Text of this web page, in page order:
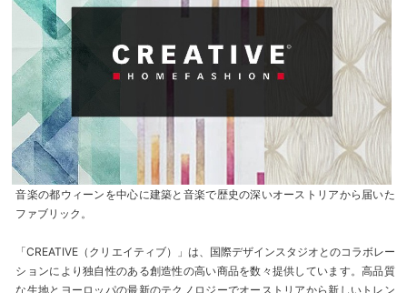
音楽の都ウィーンを中心に建築と音楽で歴史の深いオーストリアから届いた
ファブリック。
「CREATIVE（クリエイティブ）」は、国際デザインスタジオとのコラボレー
ションにより独自性のある創造性の高い商品を数々提供しています。高品質
な生地とヨーロッパの最新のテクノロジーでオーストリアから新しいトレン